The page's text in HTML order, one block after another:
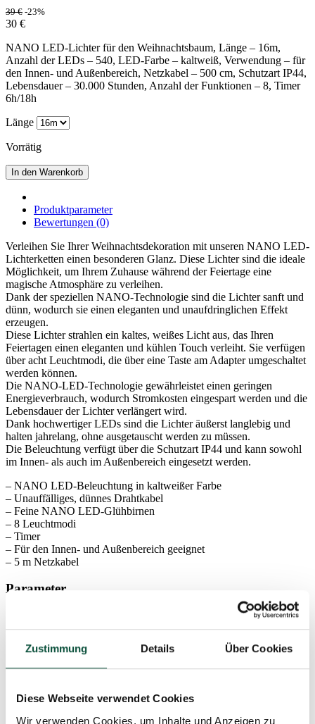
Zustimmung Details Über Cookies
Diese Webseite verwendet Cookies
Wir verwenden Cookies, um Inhalte und Anzeigen zu
39€ -23%
30 €
NANO LED-Lichter für den Weihnachtsbaum, Länge – 16m,
Anzahl der LEDs – 540, LED-Farbe – kaltweiß, Verwendung – für
den Innen- und Außenbereich, Netzkabel – 500 cm, Schutzart IP44,
Lebensdauer – 30.000 Stunden, Anzahl der Funktionen – 8, Timer
6h/18h
Länge
Vorrätig
In den Warenkorb
Produktparameter
Bewertungen (0)
Verleihen Sie Ihrer Weihnachtsdekoration mit unseren NANO LED-
Lichterketten einen besonderen Glanz. Diese Lichter sind die ideale
Möglichkeit, um Ihrem Zuhause während der Feiertage eine
magische Atmosphäre zu verleihen.
Dank der speziellen NANO-Technologie sind die Lichter sanft und
dünn, wodurch sie einen eleganten und unaufdringlichen Effekt
erzeugen.
Diese Lichter strahlen ein kaltes, weißes Licht aus, das Ihren
Feiertagen einen eleganten und kühlen Touch verleiht. Sie verfügen
über acht Leuchtmodi, die über eine Taste am Adapter umgeschaltet
werden können.
Die NANO-LED-Technologie gewährleistet einen geringen
Energieverbrauch, wodurch Stromkosten eingespart werden und die
Lebensdauer der Lichter verlängert wird.
Dank hochwertiger LEDs sind die Lichter äußerst langlebig und
halten jahrelang, ohne ausgetauscht werden zu müssen.
Die Beleuchtung verfügt über die Schutzart IP44 und kann sowohl
im Innen- als auch im Außenbereich eingesetzt werden.
– NANO LED-Beleuchtung in kaltweißer Farbe
– Unauffälliges, dünnes Drahtkabel
– Feine NANO LED-Glühbirnen
– 8 Leuchtmodi
– Timer
– Für den Innen- und Außenbereich geeignet
– 5 m Netzkabel
Parameter
Verwendung Innen und Außen
IP44-Schutz – gewährleistet den Widerstand gegen
Spritzwasser von allen Seite